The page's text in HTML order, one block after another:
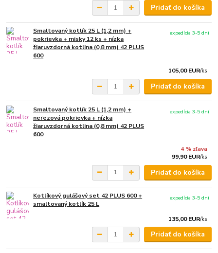
Pridať do košíka
Smaltovaný kotlík 25 L (1,2 mm) +
pokrievka + misky 12 ks + nízka
žiaruvzdorná kotlina (0,8 mm) 42 PLUS
600
105,00 EUR/ks
expedícia 3-5 dní
Pridať do košíka
Smaltovaný kotlík 25 L (1,2 mm) +
nerezová pokrievka + nízka
žiaruvzdorná kotlina (0,8 mm) 42 PLUS
600
4 % zľava
99,90 EUR/ks
expedícia 3-5 dní
Pridať do košíka
Kotlíkový gulášový set 42 PLUS 600 +
smaltovaný kotlík 25 L
135,00 EUR/ks
expedícia 3-5 dní
Pridať do košíka